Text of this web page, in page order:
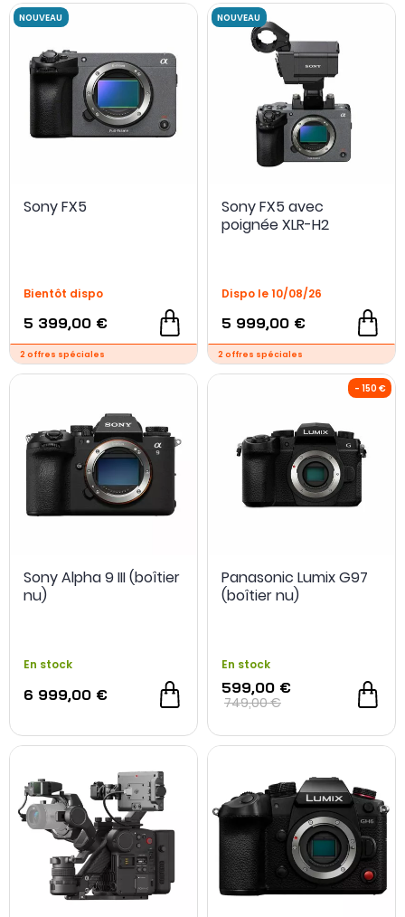
DJI Mic Mini OFFERT
- 350 €
- 200 €
Sony FX5
Bientôt dispo
5 399,00 €
Sony FX5 avec
poignée XLR-H2
Dispo le 10/08/26
5 999,00 €
Sony Alpha 9 III (boîtier
nu)
En stock
6 999,00 €
Panasonic Lumix G97
(boîtier nu)
En stock
599,00 €
749,00 €